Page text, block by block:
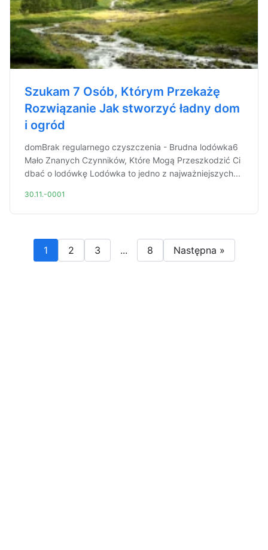
Szukam 7 Osób, Którym Przekażę
Rozwiązanie Jak stworzyć ładny dom
i ogród
domBrak regularnego czyszczenia - Brudna lodówka6
Mało Znanych Czynników, Które Mogą Przeszkodzić Ci
dbać o lodówkę Lodówka to jedno z najważniejszych...
30.11.-0001
1 2 3 ... 8 Następna »